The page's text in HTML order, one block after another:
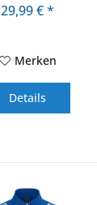
29,99 € *
Merken
Details